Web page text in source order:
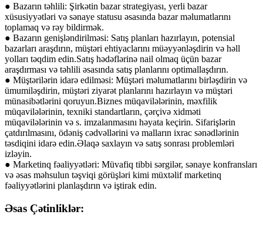
● Bazarın təhlili: Şirkətin bazar strategiyası, yerli bazar
xüsusiyyətləri və sənaye statusu əsasında bazar məlumatlarını
toplamaq və rəy bildirmək.
● Bazarın genişləndirilməsi: Satış planları hazırlayın, potensial
bazarları araşdırın, müştəri ehtiyaclarını müəyyənləşdirin və həll
yolları təqdim edin.Satış hədəflərinə nail olmaq üçün bazar
araşdırması və təhlili əsasında satış planlarını optimallaşdırın.
● Müştərilərin idarə edilməsi: Müştəri məlumatlarını birləşdirin və
ümumiləşdirin, müştəri ziyarət planlarını hazırlayın və müştəri
münasibətlərini qoruyun.Biznes müqavilələrinin, məxfilik
müqavilələrinin, texniki standartların, çərçivə xidməti
müqavilələrinin və s. imzalanmasını həyata keçirin. Sifarişlərin
çatdırılmasını, ödəniş cədvəllərini və malların ixrac sənədlərinin
təsdiqini idarə edin.Əlaqə saxlayın və satış sonrası problemləri
izləyin.
● Marketinq fəaliyyətləri: Müvafiq tibbi sərgilər, sənaye konfransları
və əsas məhsulun təşviqi görüşləri kimi müxtəlif marketinq
fəaliyyətlərini planlaşdırın və iştirak edin.
Əsas Çətinliklər: